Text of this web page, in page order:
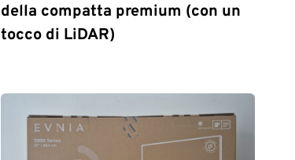
della compatta premium (con un
tocco di LiDAR)